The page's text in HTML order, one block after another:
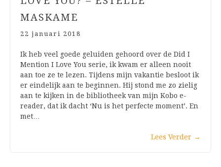
MASKAME
22 januari 2018
Ik heb veel goede geluiden gehoord over de Did I
Mention I Love You serie, ik kwam er alleen nooit
aan toe ze te lezen. Tijdens mijn vakantie besloot ik
er eindelijk aan te beginnen. Hij stond me zo zielig
aan te kijken in de bibliotheek van mijn Kobo e-
reader, dat ik dacht ‘Nu is het perfecte moment’. En
met…
Lees Verder →